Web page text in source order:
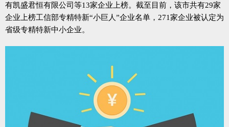
有凯盛君恒有限公司等13家企业上榜。截至目前，该市共有29家
企业上榜工信部专精特新“小巨人”企业名单，271家企业被认定为
省级专精特新中小企业。